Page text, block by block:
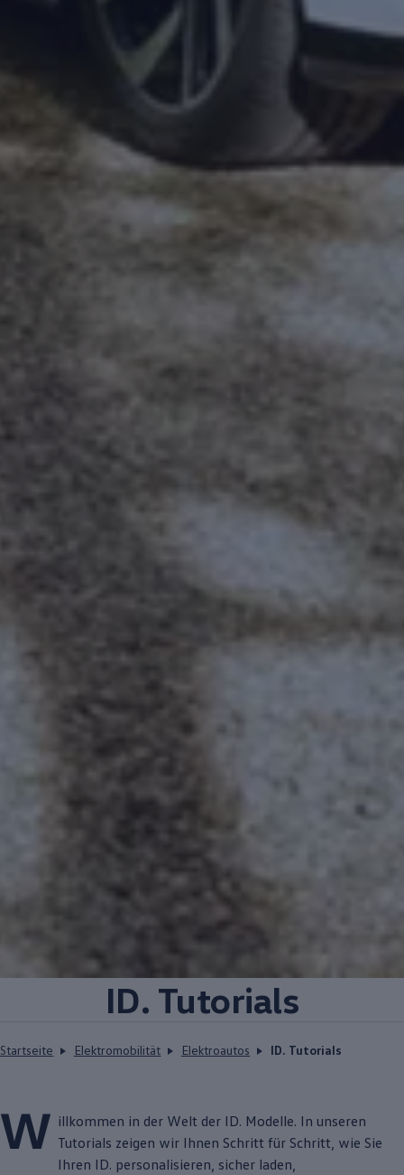
Lifestyle
Transport
Elektromobilität
Volkswagen R
Pannen- und Unfallhilfe
Volkswagen Kundenbetreuung
ID. Tutorials
Startseite Elektromobilität Elektroautos ID. Tutorials
W illkommen in der Welt der ID. Modelle. In unseren
Tutorials zeigen wir Ihnen Schritt für Schritt, wie Sie
Ihren ID. personalisieren, sicher laden,